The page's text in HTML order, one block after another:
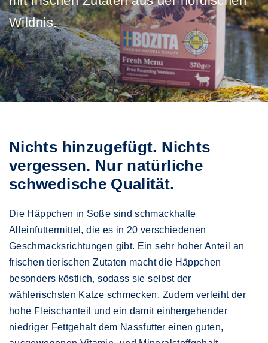
Wildnis.
Nichts hinzugefügt. Nichts
vergessen. Nur natürliche
schwedische Qualität.
Die Häppchen in Soße sind schmackhafte
Alleinfuttermittel, die es in 20 verschiedenen
Geschmacksrichtungen gibt. Ein sehr hoher Anteil an
frischen tierischen Zutaten macht die Häppchen
besonders köstlich, sodass sie selbst der
wählerischsten Katze schmecken. Zudem verleiht der
hohe Fleischanteil und ein damit einhergehender
niedriger Fettgehalt dem Nassfutter einen guten,